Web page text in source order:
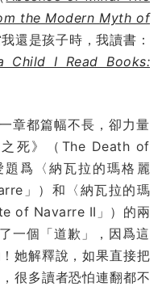
the Modern Myth of
還是孩子時，我讀書：
Child I Read Books:
章都篇幅不長，卻力量
死》（The Death of
爲〈納瓦拉的瑪格麗
」）和〈納瓦拉的瑪
of Navarre II」）的兩
一個「道歉」，因爲這
她解釋說，如果直接把
很多讀者恐怕連翻都不